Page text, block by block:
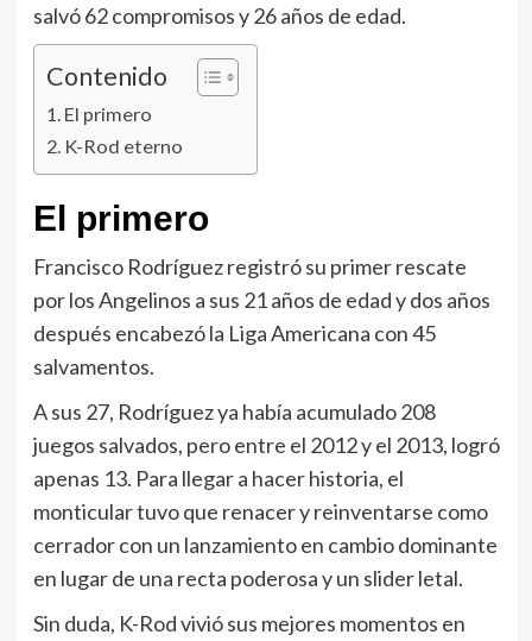
salvó 62 compromisos y 26 años de edad.
Contenido
El primero
K-Rod eterno
El primero
Francisco Rodríguez registró su primer rescate
por los Angelinos a sus 21 años de edad y dos años
después encabezó la Liga Americana con 45
salvamentos.
A sus 27, Rodríguez ya había acumulado 208
juegos salvados, pero entre el 2012 y el 2013, logró
apenas 13. Para llegar a hacer historia, el
monticular tuvo que renacer y reinventarse como
cerrador con un lanzamiento en cambio dominante
en lugar de una recta poderosa y un slider letal.
Sin duda, K-Rod vivió sus mejores momentos en